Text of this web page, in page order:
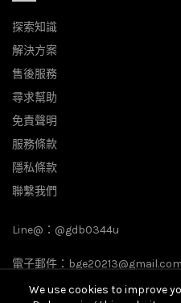
探索知識
解決方案
售後服務
尋求幫助
免責聲明
服務條款
隱私條款
聯繫我們
Line@： @gdb0344u
電子郵件： bge20213@gmail.com
We use cookies to improve